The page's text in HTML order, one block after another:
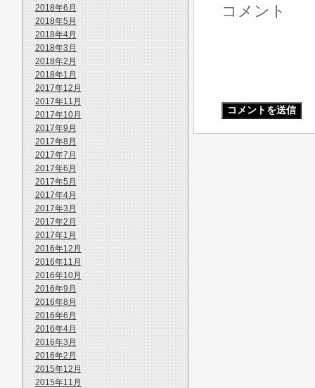
2018年6月
2018年5月
2018年4月
2018年3月
2018年2月
2018年1月
2017年12月
2017年11月
2017年10月
2017年9月
2017年8月
2017年7月
2017年6月
2017年5月
2017年4月
2017年3月
2017年2月
2017年1月
2016年12月
2016年11月
2016年10月
2016年9月
2016年8月
2016年6月
2016年4月
2016年3月
2016年2月
2015年12月
2015年11月
コメント